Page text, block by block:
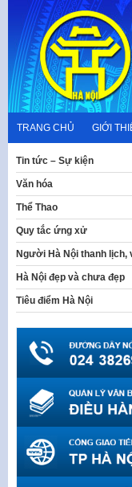
content
TRANG CHỦ GIỚI
Tin tức – Sự kiện
Văn hóa
Thể Thao
Quy tắc ứng xử
Người Hà Nội thanh lịch,
Hà Nội đẹp và chưa đẹp
Tiêu điểm Hà Nội